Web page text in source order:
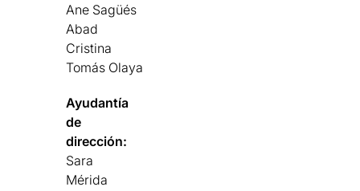
Ane Sagüés
Abad
Cristina
Tomás Olaya
Ayudantía
de
dirección:
Sara
Mérida